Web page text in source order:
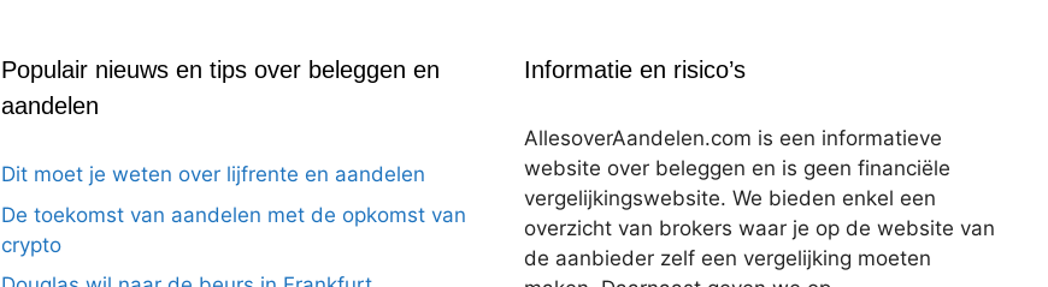
Populair nieuws en tips over beleggen en
aandelen
Dit moet je weten over lijfrente en aandelen
De toekomst van aandelen met de opkomst van
crypto
Informatie en risico’s
AllesoverAandelen.com is een informatieve
website over beleggen en is geen financiële
vergelijkingswebsite. We bieden enkel een
overzicht van brokers waar je op de website van
de aanbieder zelf een vergelijking moeten